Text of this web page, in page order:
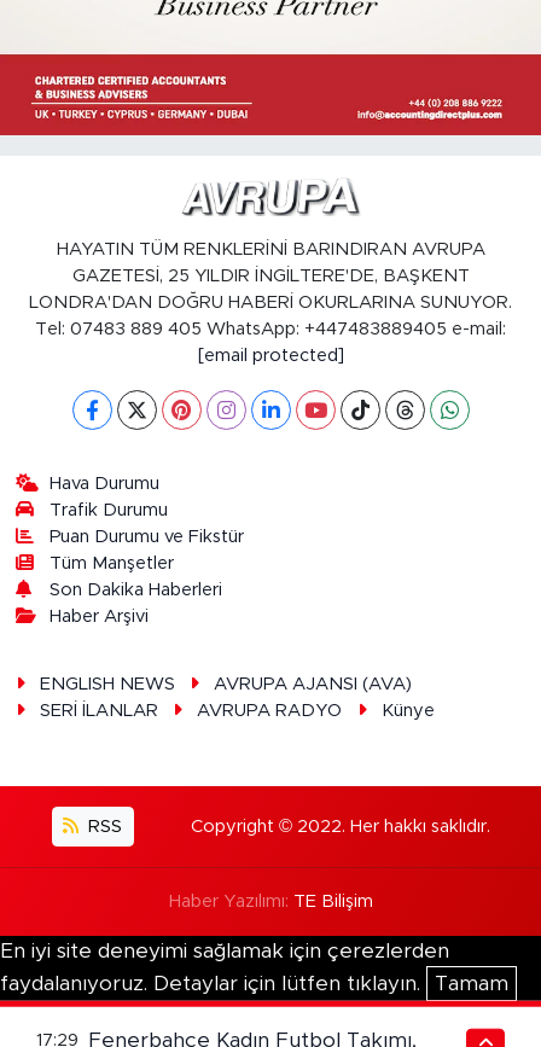
HAYATIN TÜM RENKLERİNİ BARINDIRAN AVRUPA
GAZETESİ, 25 YILDIR İNGİLTERE'DE, BAŞKENT
LONDRA'DAN DOĞRU HABERİ OKURLARINA SUNUYOR.
Tel: 07483 889 405 WhatsApp: +447483889405 e-mail:
[email protected]
Hava Durumu
Trafik Durumu
Puan Durumu ve Fikstür
Tüm Manşetler
Son Dakika Haberleri
Haber Arşivi
ENGLISH NEWS
AVRUPA AJANSI (AVA)
SERİ İLANLAR
AVRUPA RADYO Künye
RSS Copyright © 2022. Her hakkı saklıdır.
Haber Yazılımı: TE Bilişim
En iyi site deneyimi sağlamak için çerezlerden
faydalanıyoruz. Detaylar için lütfen tıklayın.
Tamam
17:29 Fenerbahçe Kadın Futbol Takımı,